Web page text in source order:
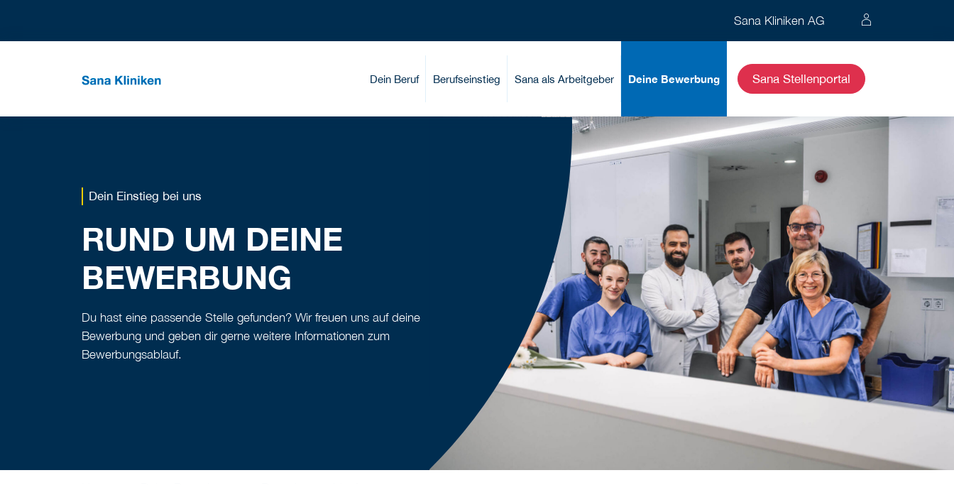
Sana Kliniken AG
Dein Beruf Berufseinstieg Sana als Arbeitgeber Deine Bewerbung Sana Stellenportal
Dein Einstieg bei uns
RUND UM DEINE
BEWERBUNG
Du hast eine passende Stelle gefunden? Wir freuen uns auf deine
Bewerbung und geben dir gerne weitere Informationen zum
Bewerbungsablauf.